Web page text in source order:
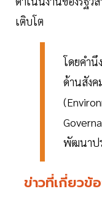
เติบโต
โดยคำนึ
ด้านสังค
พัฒนาป
ข่าวที่เกี่ยวข้